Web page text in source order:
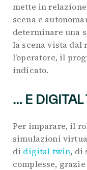
mette in
scena e
determinare una
la scena vista dal
l’operatore, il
indicato.
… E
Per imparare, il
simulazioni
di digital twin, di
complesse,